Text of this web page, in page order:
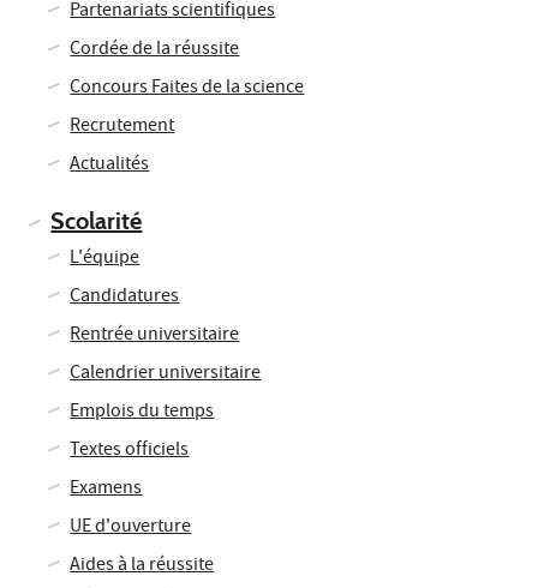
Partenariats scientifiques
Cordée de la réussite
Concours Faites de la science
Recrutement
Actualités
Scolarité
L'équipe
Candidatures
Rentrée universitaire
Calendrier universitaire
Emplois du temps
Textes officiels
Examens
UE d'ouverture
Aides à la réussite